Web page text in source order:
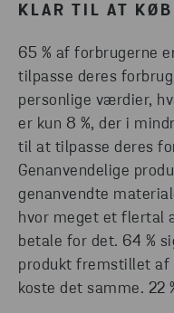
KLAR TIL AT
65 % af forbrugerne
tilpasse deres
personlige værdier,
er kun 8 %, der i
til at tilpasse deres
Genanvendelige
genanvendte
hvor meget et flertal
betale for det. 64 %
produkt fremstillet af
koste det samme. 22